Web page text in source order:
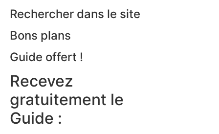
Rechercher dans le site
Bons plans
Guide offert !
Recevez
gratuitement le
Guide :